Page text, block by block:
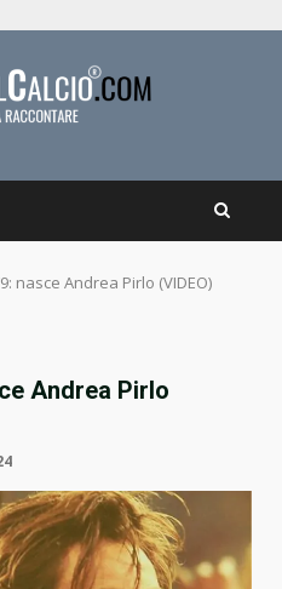
nasce Andrea Pirlo (VIDEO)
Andrea Pirlo